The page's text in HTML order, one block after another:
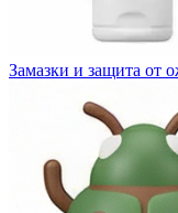
Замазки и защита от